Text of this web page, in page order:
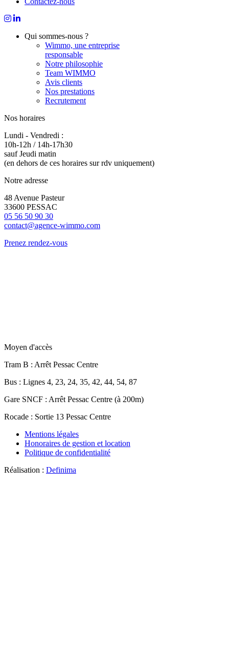
Qui sommes-nous ?
Wimmo, une entreprise
responsable
Notre philosophie
Team WIMMO
Avis clients
Nos prestations
Recrutement
Nos horaires
Lundi - Vendredi :
10h-12h / 14h-17h30
sauf Jeudi matin
(en dehors de ces horaires sur rdv uniquement)
Notre adresse
48 Avenue Pasteur
33600 PESSAC
05 56 50 90 30
contact@agence-wimmo.com
Prenez rendez-vous
Moyen d'accès
Tram B : Arrêt Pessac Centre
Bus : Lignes 4, 23, 24, 35, 42, 44, 54, 87
Gare SNCF : Arrêt Pessac Centre (à 200m)
Rocade : Sortie 13 Pessac Centre
Mentions légales
Honoraires de gestion et location
Politique de confidentialité
Réalisation : Definima